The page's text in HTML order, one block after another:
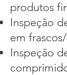
produtos
Inspeção
em
Inspeção